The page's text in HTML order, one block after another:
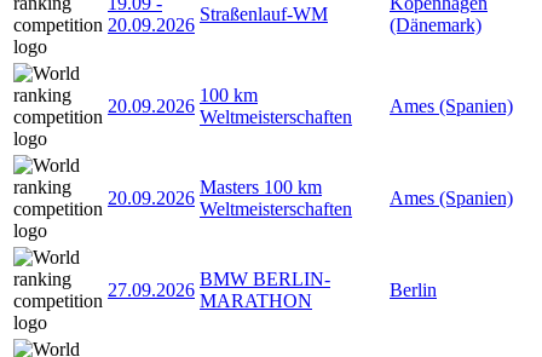
20.09.2026
Straßenlauf-WM
(Dänemark)
20.09.2026
100 km
Weltmeisterschaften
Ames (Spanien)
20.09.2026
Masters 100 km
Weltmeisterschaften
Ames (Spanien)
27.09.2026
BMW BERLIN-
MARATHON
Berlin